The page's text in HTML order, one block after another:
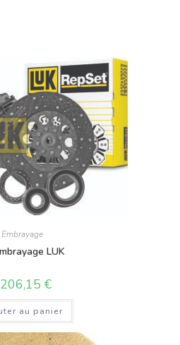
Embrayage
LUK
€
au panier